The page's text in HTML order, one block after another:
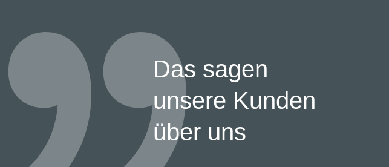
Das sagen
unsere Kunden
über uns